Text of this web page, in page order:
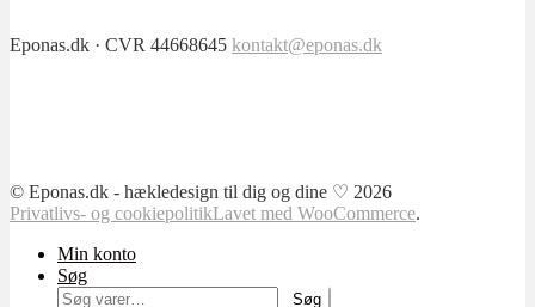
S
M
L
Eponas.dk · CVR 44668645 kontakt@eponas.dk
© Eponas.dk - hækledesign til dig og dine ♡ 2026
Privatlivs- og cookiepolitikLavet med WooCommerce.
Min konto
Søg
Søg
Søg